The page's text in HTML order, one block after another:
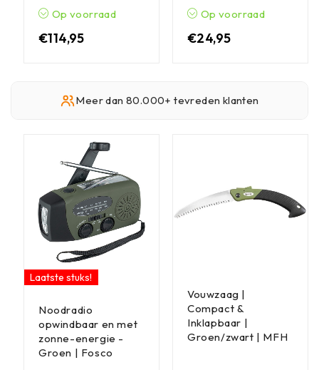
Op voorraad
€114,95
Op voorraad
€24,95
Meer dan 80.000+ tevreden klanten
Laatste stuks!
Noodradio
opwindbaar en met
zonne-energie -
Groen | Fosco
Vouwzaag |
Compact &
Inklapbaar |
Groen/zwart | MFH